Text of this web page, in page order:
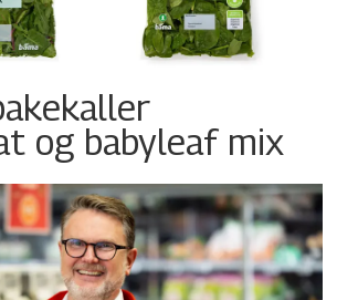
og babyleaf mix